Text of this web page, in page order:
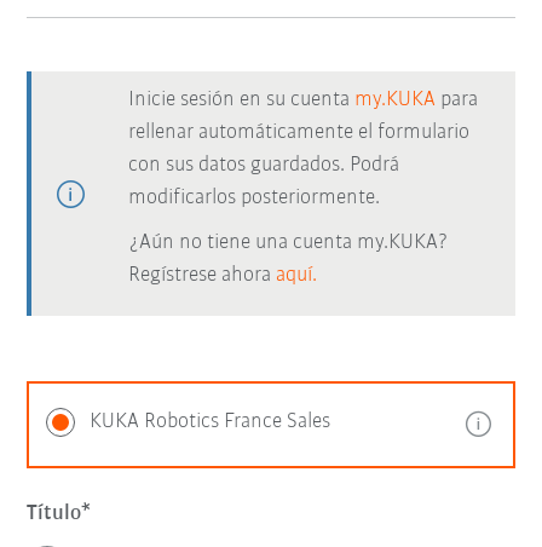
Inicie sesión en su cuenta my.KUKA para
rellenar automáticamente el formulario
con sus datos guardados. Podrá
modificarlos posteriormente.
¿Aún no tiene una cuenta my.KUKA?
Regístrese ahora aquí.
KUKA Robotics France Sales
Título